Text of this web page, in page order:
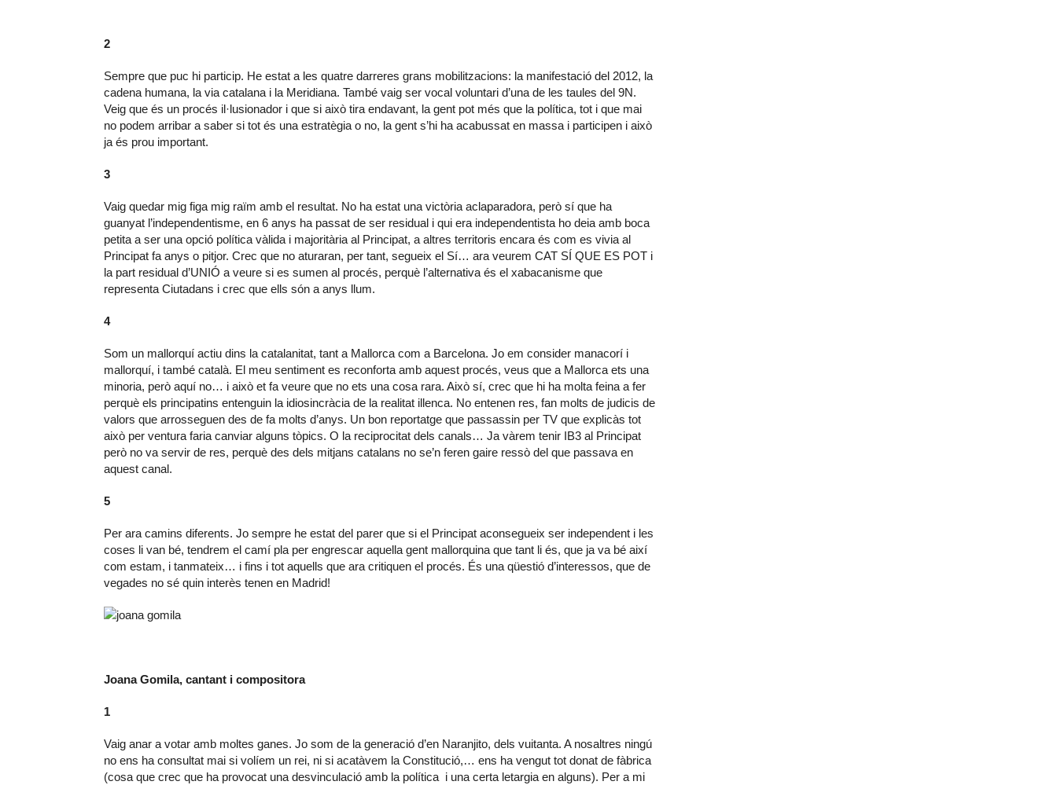
2
Sempre que puc hi particip. He estat a les quatre darreres grans mobilitzacions: la manifestació del 2012, la
cadena humana, la via catalana i la Meridiana. També vaig ser vocal voluntari d’una de les taules del 9N.
Veig que és un procés il·lusionador i que si això tira endavant, la gent pot més que la política, tot i que mai
no podem arribar a saber si tot és una estratègia o no, la gent s’hi ha acabussat en massa i participen i això
ja és prou important.
3
Vaig quedar mig figa mig raïm amb el resultat. No ha estat una victòria aclaparadora, però sí que ha
guanyat l’independentisme, en 6 anys ha passat de ser residual i qui era independentista ho deia amb boca
petita a ser una opció política vàlida i majoritària al Principat, a altres territoris encara és com es vivia al
Principat fa anys o pitjor. Crec que no aturaran, per tant, segueix el Sí… ara veurem CAT SÍ QUE ES POT i
la part residual d’UNIÓ a veure si es sumen al procés, perquè l’alternativa és el xabacanisme que
representa Ciutadans i crec que ells són a anys llum.
4
Som un mallorquí actiu dins la catalanitat, tant a Mallorca com a Barcelona. Jo em consider manacorí i
mallorquí, i també català. El meu sentiment es reconforta amb aquest procés, veus que a Mallorca ets una
minoria, però aquí no… i això et fa veure que no ets una cosa rara. Això sí, crec que hi ha molta feina a fer
perquè els principatins entenguin la idiosincràcia de la realitat illenca. No entenen res, fan molts de judicis de
valors que arrosseguen des de fa molts d’anys. Un bon reportatge que passassin per TV que explicàs tot
això per ventura faria canviar alguns tòpics. O la reciprocitat dels canals… Ja vàrem tenir IB3 al Principat
però no va servir de res, perquè des dels mitjans catalans no se’n feren gaire ressò del que passava en
aquest canal.
5
Per ara camins diferents. Jo sempre he estat del parer que si el Principat aconsegueix ser independent i les
coses li van bé, tendrem el camí pla per engrescar aquella gent mallorquina que tant li és, que ja va bé així
com estam, i tanmateix… i fins i tot aquells que ara critiquen el procés. És una qüestió d’interessos, que de
vegades no sé quin interès tenen en Madrid!
Joana Gomila, cantant i compositora
1
Vaig anar a votar amb moltes ganes. Jo som de la generació d’en Naranjito, dels vuitanta. A nosaltres ningú
no ens ha consultat mai si volíem un rei, ni si acatàvem la Constitució,… ens ha vengut tot donat de fàbrica
(cosa que crec que ha provocat una desvinculació amb la política i una certa letargia en alguns). Per a mi